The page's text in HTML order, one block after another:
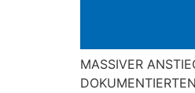
MASSIVER